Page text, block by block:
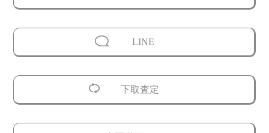
LINE
下取査定